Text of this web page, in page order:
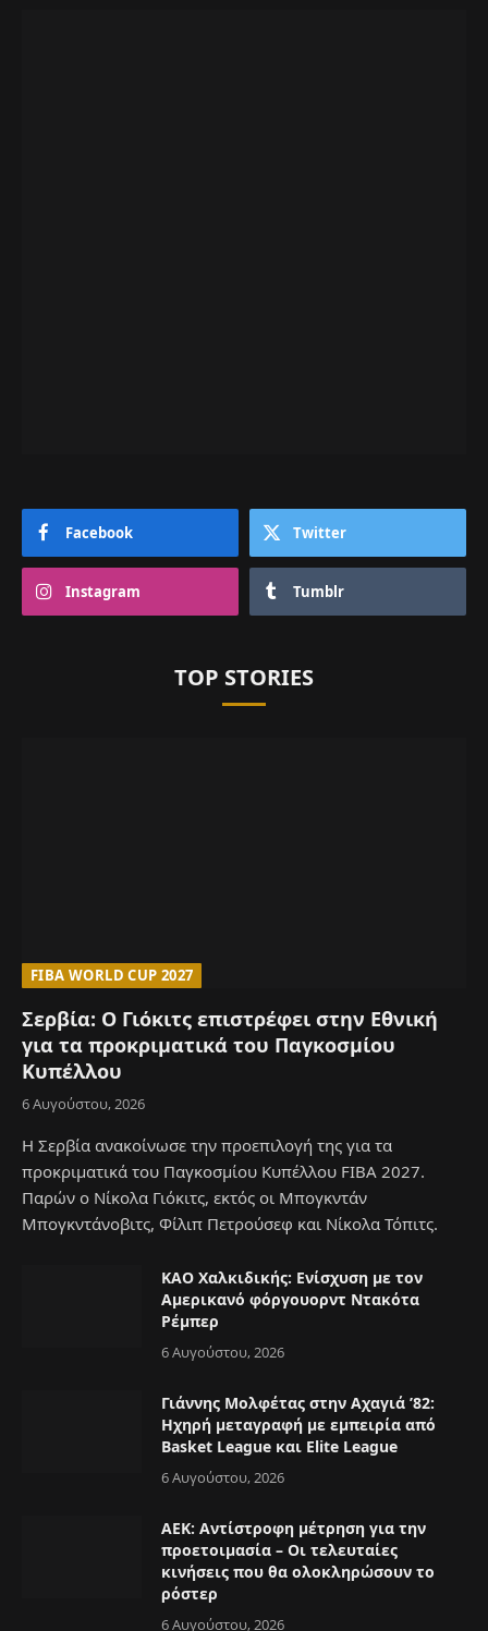
Facebook Twitter
Instagram Tumblr
TOP STORIES
FIBA WORLD CUP 2027
Σερβία: Ο Γιόκιτς επιστρέφει στην Εθνική
για τα προκριματικά του Παγκοσμίου
Κυπέλλου
6 Αυγούστου, 2026
Η Σερβία ανακοίνωσε την προεπιλογή της για τα
προκριματικά του Παγκοσμίου Κυπέλλου FIBA 2027.
Παρών ο Νίκολα Γιόκιτς, εκτός οι Μπογκντάν
Μπογκντάνοβιτς, Φίλιπ Πετρούσεφ και Νίκολα Τόπιτς.
ΚΑΟ Χαλκιδικής: Ενίσχυση με τον
Αμερικανό φόργουορντ Ντακότα
Ρέμπερ
6 Αυγούστου, 2026
Γιάννης Μολφέτας στην Αχαγιά ’82:
Ηχηρή μεταγραφή με εμπειρία από
Basket League και Elite League
6 Αυγούστου, 2026
ΑΕΚ: Αντίστροφη μέτρηση για την
προετοιμασία – Οι τελευταίες
κινήσεις που θα ολοκληρώσουν το
ρόστερ
6 Αυγούστου, 2026